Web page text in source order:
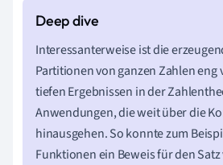
Interessanterweise ist die
Partitionen von ganzen Zahlen
tiefen Ergebnissen in der
Anwendungen, die weit über die
hinausgehen. So konnte zum
Funktionen ein Beweis für den